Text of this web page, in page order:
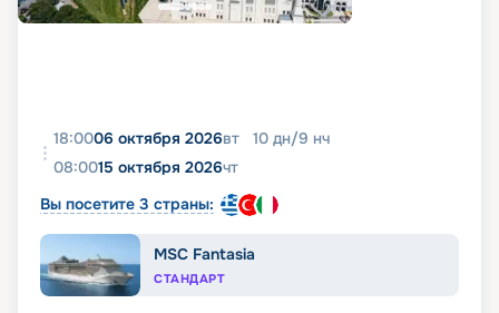
18:0006 октября 2026вт 10 дн/9 нч
08:0015 октября 2026чт
Вы посетите 3 страны:
MSC Fantasia
СТАНДАРТ